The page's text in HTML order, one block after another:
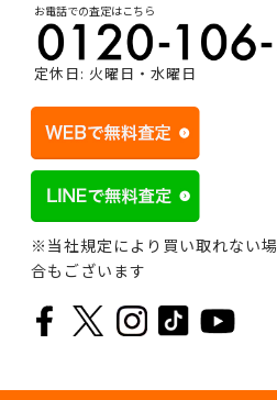
お電話での査定はこちら
定休日: 火曜日・水曜日
※当社規定により買い取れない場
合もございます